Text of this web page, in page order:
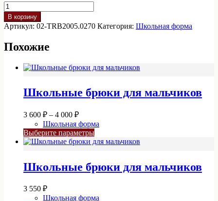
Количество
товара
Брюки
02-
В корзину
Артикул: 02-TRB2005.0270 Категория: Школьная форма
Похожие
Школьные брюки для мальчиков
3 600 ₽ – 4 000 ₽Диапазон
цен:
3
600 ₽
000 ₽
Школьная форма
Выберите параметрыЭтот
товар
вариаций.
Опции
Школьные брюки для мальчиков
3 550 ₽
Школьная форма